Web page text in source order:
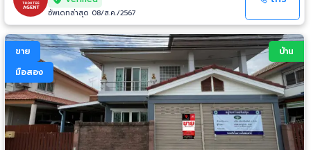
อัพเดทล่าสุด 08/ส.ค./2567
ขาย
มือสอง
บ้าน